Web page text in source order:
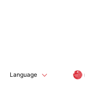
Language